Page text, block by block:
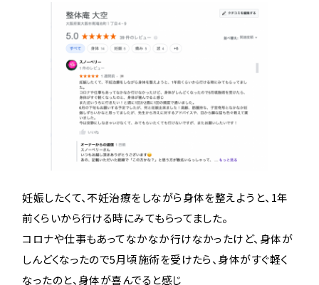
妊娠したくて、不妊治療をしながら身体を整えようと、1年
前くらいから行ける時にみてもらってました。
コロナや仕事もあってなかなか行けなかったけど、身体が
しんどくなったので5月頃施術を受けたら、身体がすぐ軽く
なったのと、身体が喜んでると感じ